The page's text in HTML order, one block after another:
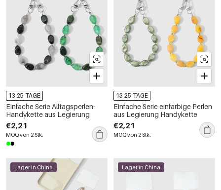
13-25 TAGE
Einfache Serie Alltagsperlen-
Handykette aus Legierung
€2,21
MOQ von 2 Stk.
13-25 TAGE
Einfache Serie einfarbige Perlen
aus Legierung Handykette
€2,21
MOQ von 2 Stk.
Lager in China Lager in China